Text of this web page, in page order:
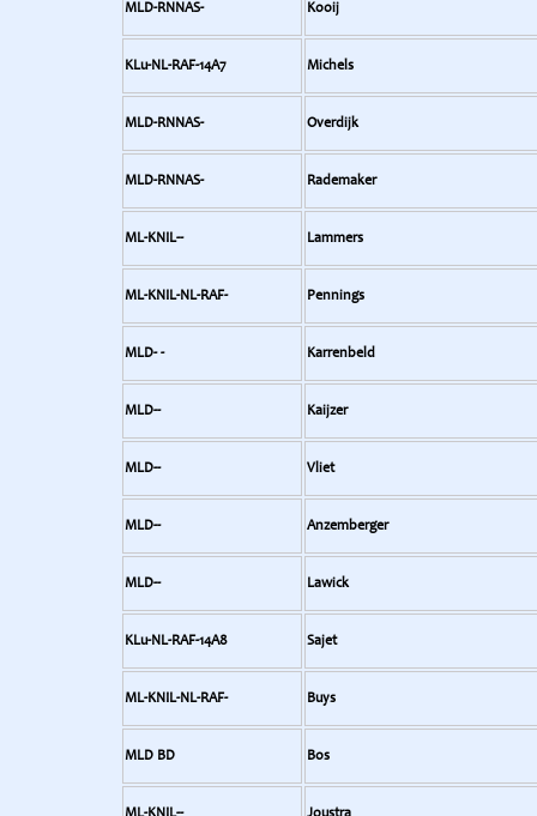
MLD-RNNAS- Kooij
KLu-NL-RAF-14A7 Michels
MLD-RNNAS- Overdijk
MLD-RNNAS- Rademaker
ML-KNIL-- Lammers
ML-KNIL-NL-RAF- Pennings
MLD- - Karrenbeld
MLD-- Kaijzer
MLD-- Vliet
MLD-- Anzemberger
MLD-- Lawick
KLu-NL-RAF-14A8 Sajet
ML-KNIL-NL-RAF- Buys
MLD BD Bos